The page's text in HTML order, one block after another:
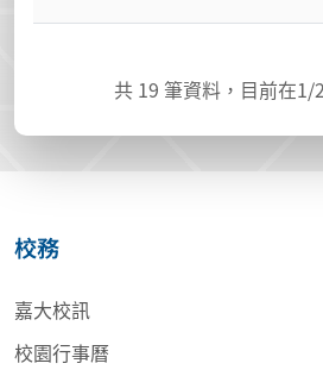
共 19 筆資料，目前在1/
校務
嘉大校訊
校園行事曆